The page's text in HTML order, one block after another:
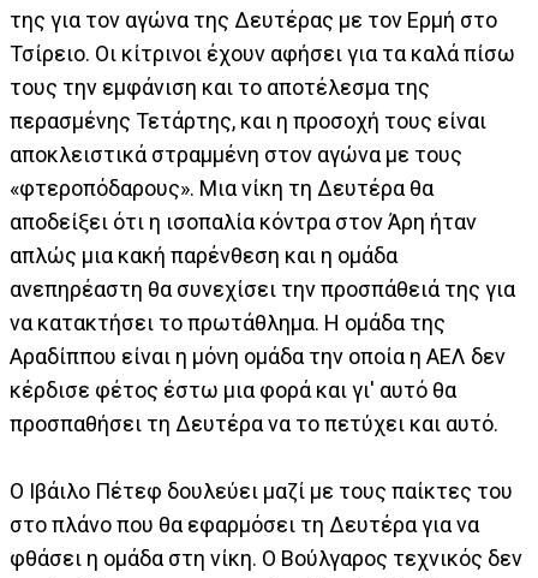
της για τον αγώνα της Δευτέρας με τον Ερμή στο
Τσίρειο. Οι κίτρινοι έχουν αφήσει για τα καλά πίσω
τους την εμφάνιση και το αποτέλεσμα της
περασμένης Τετάρτης, και η προσοχή τους είναι
αποκλειστικά στραμμένη στον αγώνα με τους
«φτεροπόδαρους». Μια νίκη τη Δευτέρα θα
αποδείξει ότι η ισοπαλία κόντρα στον Άρη ήταν
απλώς μια κακή παρένθεση και η ομάδα
ανεπηρέαστη θα συνεχίσει την προσπάθειά της για
να κατακτήσει το πρωτάθλημα. Η ομάδα της
Αραδίππου είναι η μόνη ομάδα την οποία η ΑΕΛ δεν
κέρδισε φέτος έστω μια φορά και γι' αυτό θα
προσπαθήσει τη Δευτέρα να το πετύχει και αυτό.
Ο Ιβάιλο Πέτεφ δουλεύει μαζί με τους παίκτες του
στο πλάνο που θα εφαρμόσει τη Δευτέρα για να
φθάσει η ομάδα στη νίκη. Ο Βούλγαρος τεχνικός δεν